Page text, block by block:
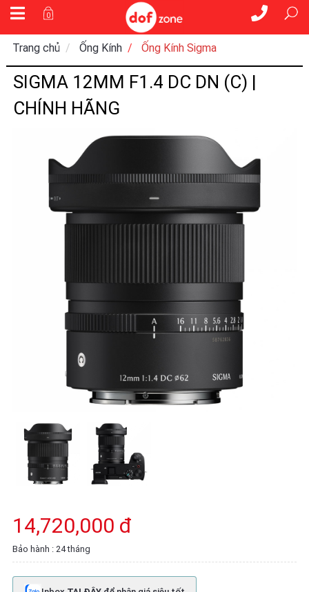
0
Trang chủ Ống Kính Ống Kính Sigma
SIGMA 12MM F1.4 DC DN (C) |
CHÍNH HÃNG
14,720,000 đ
Bảo hành : 24 tháng